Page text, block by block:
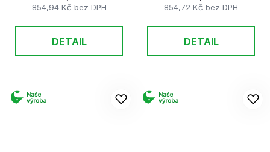
854,94 Kč bez DPH
DETAIL
854,72 Kč bez DPH
DETAIL